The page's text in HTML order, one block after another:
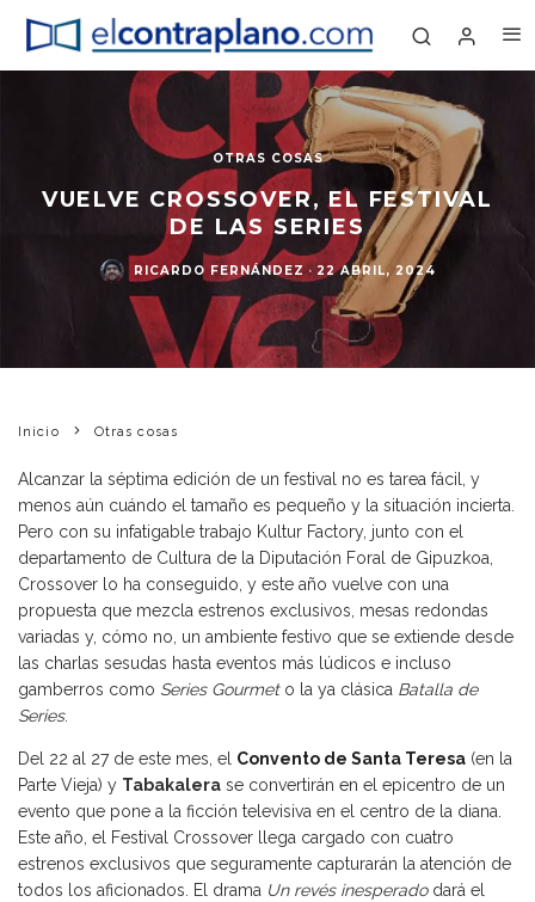
OTRAS COSAS
VUELVE CROSSOVER, EL FESTIVAL
DE LAS SERIES
RICARDO FERNÁNDEZ · 22 ABRIL, 2024
Inicio Otras cosas
Alcanzar la séptima edición de un festival no es tarea fácil, y
menos aún cuándo el tamaño es pequeño y la situación incierta.
Pero con su infatigable trabajo Kultur Factory, junto con el
departamento de Cultura de la Diputación Foral de Gipuzkoa,
Crossover lo ha conseguido, y este año vuelve con una
propuesta que mezcla estrenos exclusivos, mesas redondas
variadas y, cómo no, un ambiente festivo que se extiende desde
las charlas sesudas hasta eventos más lúdicos e incluso
gamberros como Series Gourmet o la ya clásica Batalla de
Series.
Del 22 al 27 de este mes, el Convento de Santa Teresa (en la
Parte Vieja) y Tabakalera se convertirán en el epicentro de un
evento que pone a la ficción televisiva en el centro de la diana.
Este año, el Festival Crossover llega cargado con cuatro
estrenos exclusivos que seguramente capturarán la atención de
todos los aficionados. El drama Un revés inesperadodará el